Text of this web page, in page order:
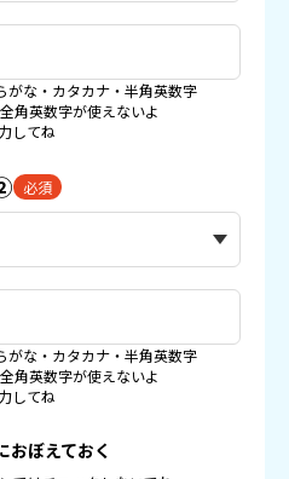
な・カタカナ・半角英数字
角英数字が使えないよ
してね
必須
な・カタカナ・半角英数字
角英数字が使えないよ
してね
おぼえておく